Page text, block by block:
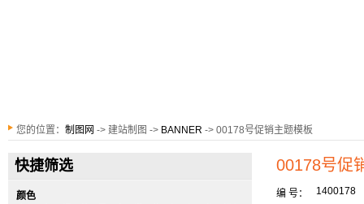
您的位置： 制图网 -> 建站制图 -> BANNER -> 00178号促销主题模板
快捷筛选
颜色
00178号促
编 号： 1400178